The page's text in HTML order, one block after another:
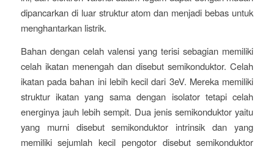
dipancarkan di luar struktur atom dan menjadi bebas untuk
menghantarkan listrik.
Bahan dengan celah valensi yang terisi sebagian memiliki
celah ikatan menengah dan disebut semikonduktor. Celah
ikatan pada bahan ini lebih kecil dari 3eV. Mereka memiliki
struktur ikatan yang sama dengan isolator tetapi celah
energinya jauh lebih sempit. Dua jenis semikonduktor yaitu
yang murni disebut semikonduktor intrinsik dan yang
memiliki sejumlah kecil pengotor disebut semikonduktor